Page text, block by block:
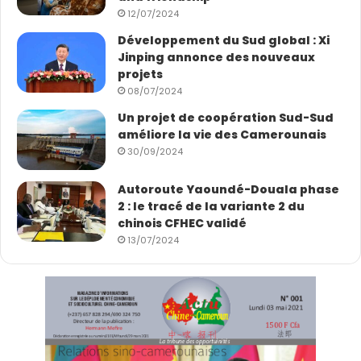
comme moi », confie Hilal. Employés chinois et algériens
communauté de destin qu’ils ont en partage.
Hilal et sa fille Nelia
Hilal et son collègue chinois
12/07/2024
Développement du Sud global : Xi
Jinping annonce des nouveaux
projets
08/07/2024
Un projet de coopération Sud-Sud
améliore la vie des Camerounais
30/09/2024
Autoroute Yaoundé-Douala phase
2 : le tracé de la variante 2 du
chinois CFHEC validé
13/07/2024